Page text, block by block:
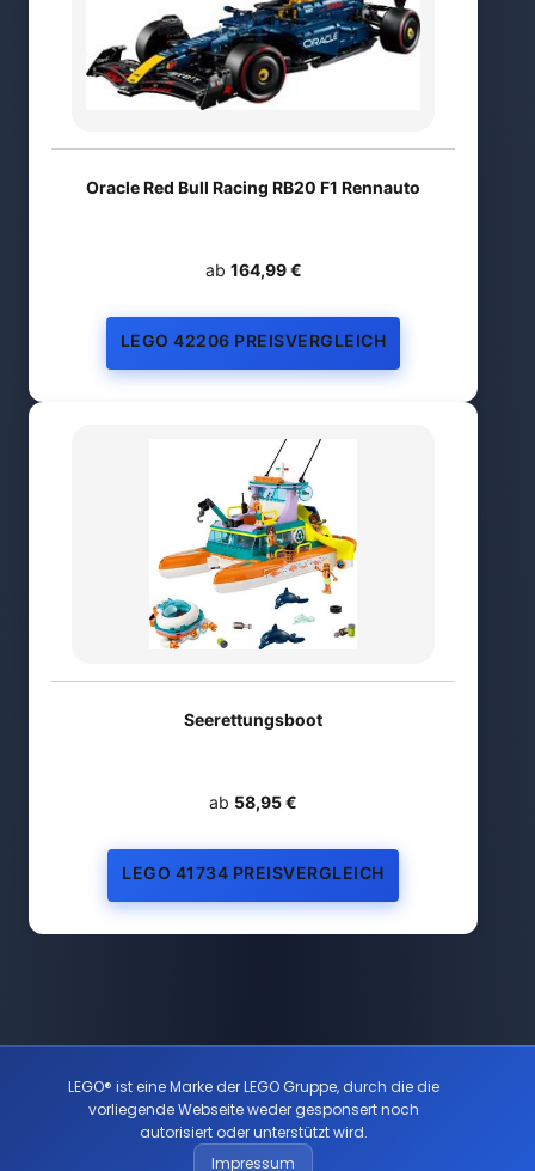
Oracle Red Bull Racing RB20 F1 Rennauto
ab 164,99 €
LEGO 42206 PREISVERGLEICH
Seerettungsboot
ab 58,95 €
LEGO 41734 PREISVERGLEICH
LEGO® ist eine Marke der LEGO Gruppe, durch die die
vorliegende Webseite weder gesponsert noch
autorisiert oder unterstützt wird.
Impressum